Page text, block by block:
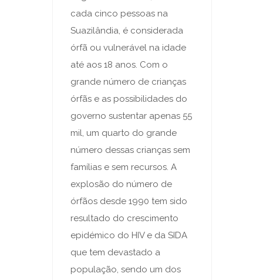
cada cinco pessoas na
Suazilândia, é considerada
órfã ou vulnerável na idade
até aos 18 anos. Com o
grande número de crianças
órfãs e as possibilidades do
governo sustentar apenas 55
mil, um quarto do grande
número dessas crianças sem
famílias e sem recursos. A
explosão do número de
órfãos desde 1990 tem sido
resultado do crescimento
epidémico do HIV e da SIDA
que tem devastado a
população, sendo um dos